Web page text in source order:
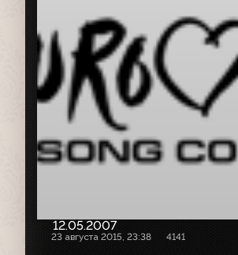
12.05.2007
23 августа 2015, 23:38 4141